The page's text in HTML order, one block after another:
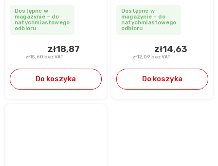
Dostępne w
magazynie – do
natychmiastowego
odbioru
zł15,60 bez VAT
zł18,87
Do koszyka
Dostępne w
magazynie – do
natychmiastowego
odbioru
zł12,09 bez VAT
zł14,63
Do koszyka